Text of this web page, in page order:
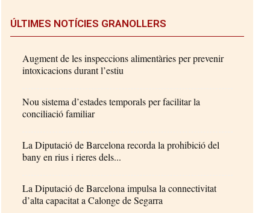
ÚLTIMES NOTÍCIES GRANOLLERS
Augment de les inspeccions alimentàries per prevenir
intoxicacions durant l’estiu
Nou sistema d’estades temporals per facilitar la
conciliació familiar
La Diputació de Barcelona recorda la prohibició del
bany en rius i rieres dels...
La Diputació de Barcelona impulsa la connectivitat
d’alta capacitat a Calonge de Segarra